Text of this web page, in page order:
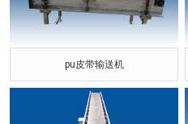
pu皮带输送机